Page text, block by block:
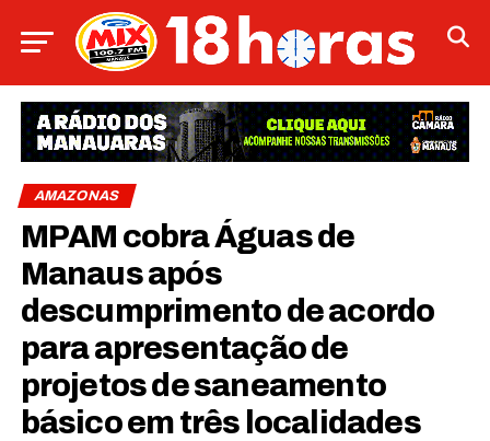
AMAZONAS
MPAM cobra Águas de
Manaus após
descumprimento de acordo
para apresentação de
projetos de saneamento
básico em três localidades